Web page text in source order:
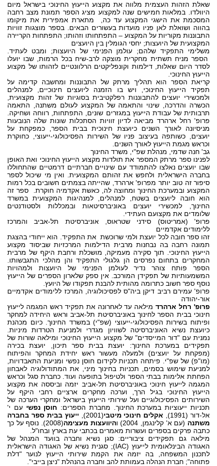
שאלת הזהות העצמית מלווה את מקצוע הייעוץ החינוכי בישראל מיום
היוולדו. במלאות חמישים שנה למקצוע מציג הספר תמונת מצב רחבה
המסכמת את הישגי המקצוע עד כה, מתארת אמפירית את מיקומו
בהווה ושואלת לאן פניו מועדות בעשורים הבאים. בספר מוצגות זוויות
התבוננות מקוריות על המקצוע – התפתחותו וזהותו; התפתחות הקריירה
המקצועית של היועצות; יחסי הגומלין בין היועצים
משלימי התפקיד שלהם; עולמן הפנימי של היועצות; ומבט לעתיד.
הספר מניח תשתית מחקרית מוצקה לרב-שיח בכל הרמות, שבו יועלו
לסדר היום שאלות, דילמות וקונפליקטים הרלוונטיים לזהותו של מקצוע
הייעוץ החינוכי.
קריאת הספר הוא תהליך מרתק של התבוננות ומחשבה קדימה על
תפקיד הייעוץ החינוכי, ויש בו הזמנה ליועצים חינוכיים, למנהלים
ולמכשירי יועצים להתבוננות רפלקטיבית בסוגיות של זהות מקצועית,
הכשרה והדרכה, שינוי והתאמה של המקצוע לעולם משתנה, התאמה
תרבותית של עבודת הייעוץ במגזרים שונים, התפתחות, רווחה ושחיקה.
פרופ' רחל ארהרד מביאה לדיון זוויות הסתכלות שונות שלה הנובעות
מניסיונה לאורך השנים כיועצת חינוכית בבית הספר, כמפקחת על
יועצים, כשותפה בעיצוב פניו של השירות הפסיכולוגי-ייעוצי, כחוקרת
וכראש מגמת הייעוץ לאורך השנים.
גב' חנה שדמי, מנהלת שפ"י, משרד החינוך
לפנינו ספר מרתק המספר את תולדות מקצוע הייעוץ החינוכי ואת האופן
שבו יועצים נאלצו להתמודד עם שינויים חברתיים דרמטיים שהתחוללו
בחברה הישראלית ולחפש את זהותם המקצועית. ואין מי שיכול לספר
סיפור זה טוב יותר מפרופ' ארהרד, שהייתה בצמתים חשובים בכל רמות
המקצוע ובמערכת החינוך ומחוצה לה, כאשת אקדמיה חוקרת. ספר זה
הוא חובה ליועצים בשטח, למנהלים, למנהיגות המקצועית במשרד
החינוך, למכשירי יועצים באוניברסיטאות ובמכללות ולסטודנטים
שלומדים את מקצועם העתידי.
פרופ' (אמריטוס) סידני שטראוס, אוניברסיטת תל-אביב והמרכז
ללימודים אקדמיים
זהו ספר חובה לכל יועצת ולמי שרוכשת את התפקיד. הוא ייחודי בהצגת
תמונה רחבה בה נבחנות מרבית הדילמות המרכזיות שביסוד מקצוע
הייעוץ החינוכי. תוך סקירה מעמיקה, מושכלת ורחבת היקף של מרבית
המחקרים בתחום נפרסים הן גלגולי התפקיד והן מהלכי התגבשותו.
הספר פותח צוהר נדיר לעולמן הפנימי של היועצות ולמהויות
המשמעותיות של תפקידן המורכב. אין ספק שלארון הספרים של הייעוץ
נוסף ספר חשוב כתרומה מהותית להבנת תפקודו של היועץ.
פרופ' עמירם רביב דיקן ביה"ס לפסיכולוגיה, המרכז ללימודים אקדמיים
אור-יהודה
פרופ' רחל ארהרדמילאה עד לאחרונה את תפקיד ראש המגמה לייעוץ
חינוכי בבית הספר לחינוך באוניברסיטת תל-אביב וראש היחידה למחקר
ופיתוח בשירות הפסיכולוגי-ייעוצי (שפ"י) במשרד החינוך. כיום מכהנת
כיועצת נשיא האוניברסיטה לשוויון מגדרי ולמניעת הטרדות מיניות.
נמנית עם "דור המייסדים" של מקצוע הייעוץ החינוכי ומילאה שורות של
תפקידים במערכת החינוך: יועצת בבית ספר תיכון, יועצת בכירה
(מפקחת על יועצים) ולמעלה מעשור ראש יחידת המחקר והפיתוח
(מו"פ) של שפ"י. פיתחה תכניות לקידום חוסן נפשי ומניעת התאבדויות,
למניעת שימוש בסמים, תכניות בחינוך מיני, את המתודולוגיה לאבחון
הפחתת אלימות בבתי הספר ולטיפול בתופעה ועוד. כחברת סגל וכראש
המגמה לייעוץ חינוכי באוניברסיטת תל-אביב יזמה וביססה את מקצוע
הייעוץ החינוכי בגיל הרך, וערכה מחקרים ארציים רחבי היקף על
השירותים הפסיכולוגיים ועל שירותי הייעוץ בישראל ומחקרי הערכה של
תכניות ייעוציות במערכת החינוך. מחברת הספרים: חוסן נפשי עם י'
אל-דור (1991),
אקלים חינוכי מיטבי(2001),
ייעוץ בבית ספר בחברה
משתנה (עם א' קלינגמן, 2004) ו היוועצות מעצימה
(2008). נוסף על כך
כתבה פרקים בספרים ועשרות מאמרים בכתבי עת בארץ ובחו"ל.
מילאה גם תפקידים ציבוריים: סגן נשיא וחברה בוועד המנהל של
האגודה הבינלאומית לייעוץ (IAC); סגנית נשיא של האגודה הישראלית
לתכנון המשפחה, בה יזמה את הקמת שירותי הייעוץ לנוער "דלת
פתוחה"; חברת הנהלה בעמותת להב וחברה בהנהלת "ניצן בייבי".